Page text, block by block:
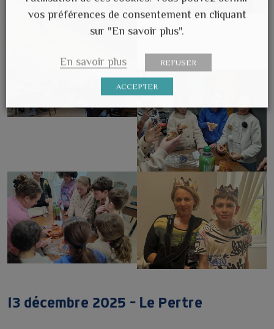
13 décembre 2025 – Le Pertre
vos préférences de consentement en cliquant
sur "En savoir plus".
En savoir plus REFUSER
ACCEPTER